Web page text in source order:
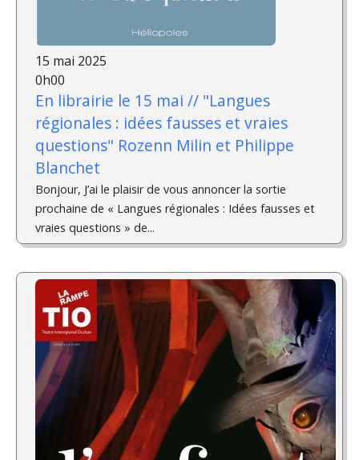
15 mai 2025
0h00
En librairie le 15 mai // "Langues
régionales : idées fausses et vraies
questions" Rozenn Milin et Philippe
Blanchet
Bonjour, J’ai le plaisir de vous annoncer la sortie
prochaine de « Langues régionales : Idées fausses et
vraies questions » de...